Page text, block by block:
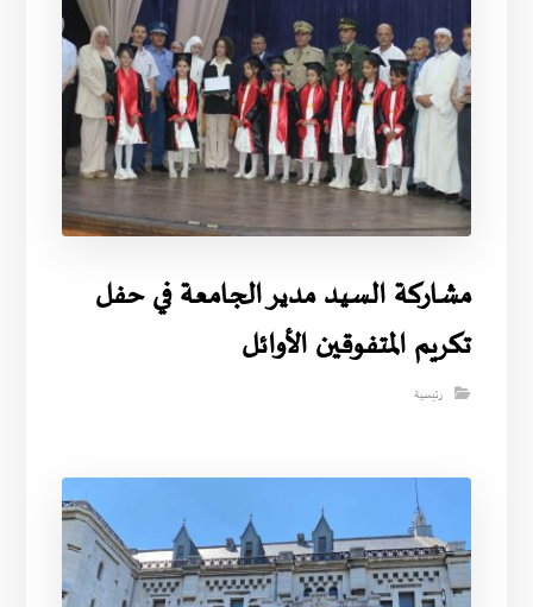
مشاركة السيد مدير الجامعة في حفل
تكريم المتفوقين الأوائل
رئيسية